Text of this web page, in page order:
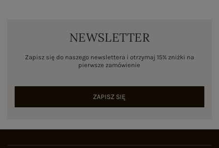
NEWSLETTER
Zapisz się do naszego newslettera i otrzymaj 15% zniżki na
pierwsze zamówienie
ZAPISZ SIĘ